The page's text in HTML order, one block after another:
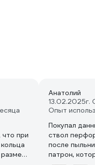
при
Анатолий
13.02.2025г.
Опыт
Покупал
ствол
после
патрон,